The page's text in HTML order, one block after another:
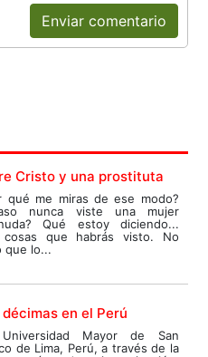
Enviar comentario
Cristo y una prostituta
qué me miras de ese modo?
nunca viste una mujer
Qué estoy diciendo...
cosas que habrás visto. No
que lo...
décimas en el Perú
Mayor de San
de Lima, Perú, a través de la